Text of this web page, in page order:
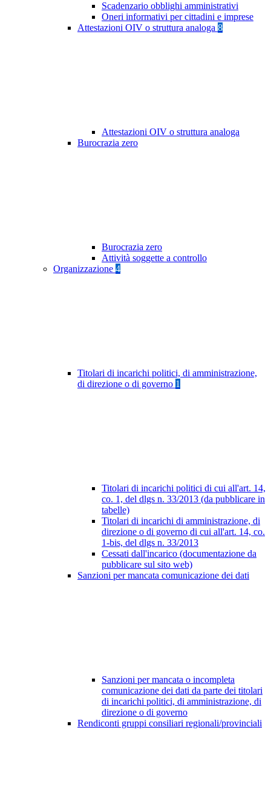
Scadenzario obblighi amministrativi
Oneri informativi per cittadini e imprese
Attestazioni OIV o struttura analoga 8
Attestazioni OIV o struttura analoga
Burocrazia zero
Burocrazia zero
Attività soggette a controllo
Organizzazione 4
Titolari di incarichi politici, di amministrazione,
di direzione o di governo 1
Titolari di incarichi politici di cui all'art. 14,
co. 1, del dlgs n. 33/2013 (da pubblicare in
tabelle)
Titolari di incarichi di amministrazione, di
direzione o di governo di cui all'art. 14, co.
1-bis, del dlgs n. 33/2013
Cessati dall'incarico (documentazione da
pubblicare sul sito web)
Sanzioni per mancata comunicazione dei dati
Sanzioni per mancata o incompleta
comunicazione dei dati da parte dei titolari
di incarichi politici, di amministrazione, di
direzione o di governo
Rendiconti gruppi consiliari regionali/provinciali